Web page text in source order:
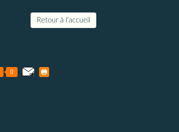
Retour à l'accueil
0